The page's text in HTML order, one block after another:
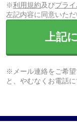
※利用規約及びプラ
左記内容に同意いた
上記
※メール連絡をご希
と、やむなくお電話